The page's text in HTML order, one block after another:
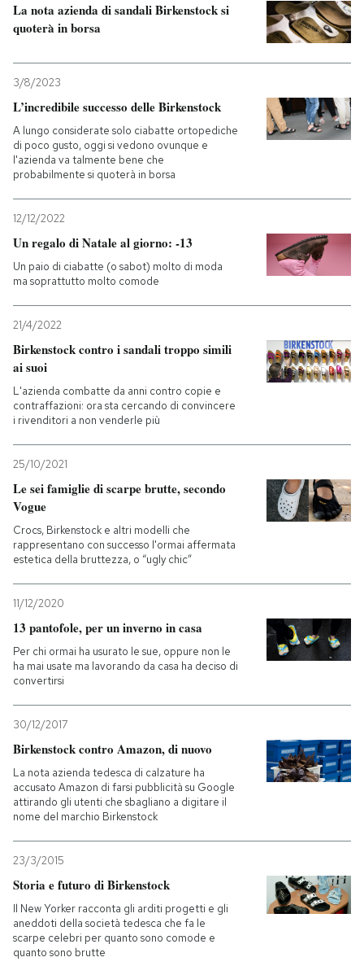
La nota azienda di sandali Birkenstock si
quoterà in borsa
3/8/2023
L’incredibile successo delle Birkenstock
A lungo considerate solo ciabatte ortopediche
di poco gusto, oggi si vedono ovunque e
l'azienda va talmente bene che
probabilmente si quoterà in borsa
12/12/2022
Un regalo di Natale al giorno: -13
Un paio di ciabatte (o sabot) molto di moda
ma soprattutto molto comode
21/4/2022
Birkenstock contro i sandali troppo simili
ai suoi
L'azienda combatte da anni contro copie e
contraffazioni: ora sta cercando di convincere
i rivenditori a non venderle più
25/10/2021
Le sei famiglie di scarpe brutte, secondo
Vogue
Crocs, Birkenstock e altri modelli che
rappresentano con successo l'ormai affermata
estetica della bruttezza, o “ugly chic”
11/12/2020
13 pantofole, per un inverno in casa
Per chi ormai ha usurato le sue, oppure non le
ha mai usate ma lavorando da casa ha deciso di
convertirsi
30/12/2017
Birkenstock contro Amazon, di nuovo
La nota azienda tedesca di calzature ha
accusato Amazon di farsi pubblicità su Google
attirando gli utenti che sbagliano a digitare il
nome del marchio Birkenstock
23/3/2015
Storia e futuro di Birkenstock
Il New Yorker racconta gli arditi progetti e gli
aneddoti della società tedesca che fa le
scarpe celebri per quanto sono comode e
quanto sono brutte